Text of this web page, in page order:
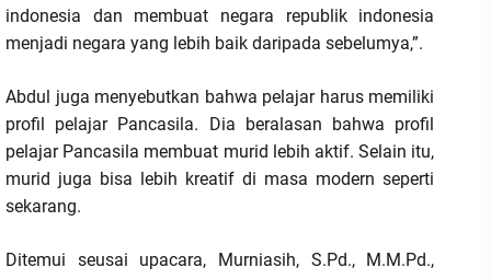
indonesia dan membuat negara republik indonesia
menjadi negara yang lebih baik daripada sebelumya,”.
Abdul juga menyebutkan bahwa pelajar harus memiliki
profil pelajar Pancasila. Dia beralasan bahwa profil
pelajar Pancasila membuat murid lebih aktif. Selain itu,
murid juga bisa lebih kreatif di masa modern seperti
sekarang.
Ditemui seusai upacara, Murniasih, S.Pd., M.M.Pd.,